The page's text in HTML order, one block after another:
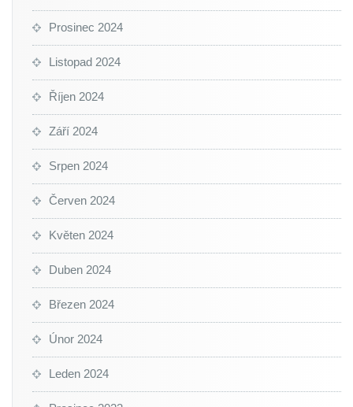
Prosinec 2024
Listopad 2024
Říjen 2024
Září 2024
Srpen 2024
Červen 2024
Květen 2024
Duben 2024
Březen 2024
Únor 2024
Leden 2024